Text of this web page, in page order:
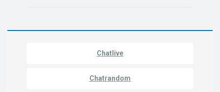
Chatlive
Chatrandom